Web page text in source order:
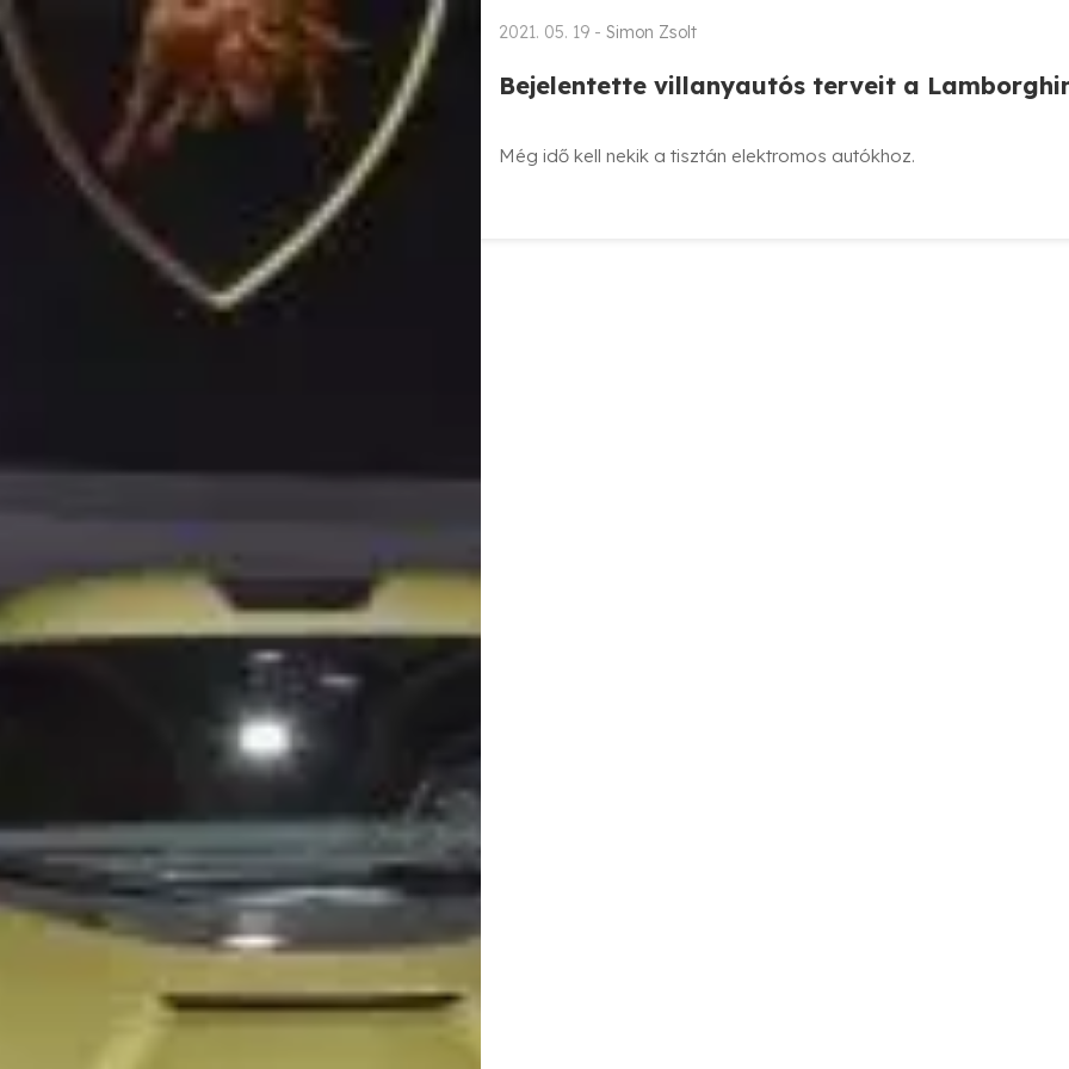
2021. 05. 19 -Simon Zsolt
Bejelentette villanyautós terveit a
Még idő kell nekik a tisztán elektromos autókhoz.